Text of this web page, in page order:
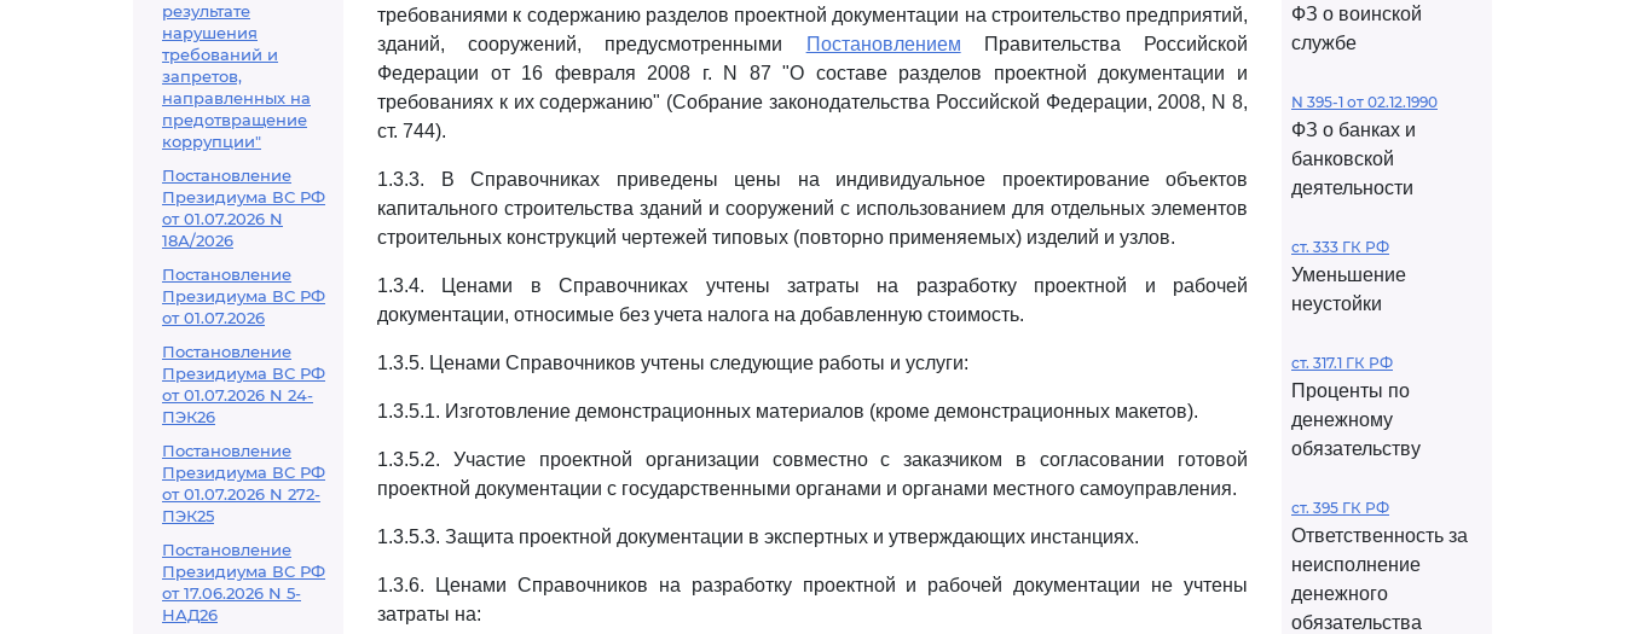
результате
нарушения
требований и
запретов,
направленных на
предотвращение
коррупции"
Постановление
Президиума ВС РФ
от 01.07.2026 N
18А/2026
Постановление
Президиума ВС РФ
от 01.07.2026
Постановление
Президиума ВС РФ
от 01.07.2026 N 24-
ПЭК26
Постановление
Президиума ВС РФ
от 01.07.2026 N 272-
ПЭК25
Постановление
Президиума ВС РФ
от 17.06.2026 N 5-
НАД26
требованиями к содержанию разделов проектной документации на строительство предприятий,
зданий, сооружений, предусмотренными
Постановлением Правительства Российской
Федерации от 16 февраля 2008 г. N 87 "О составе разделов проектной документации и
требованиях к их содержанию" (Собрание законодательства Российской Федерации, 2008, N 8,
ст. 744).
1.3.3. В Справочниках приведены цены на индивидуальное проектирование объектов
капитального строительства зданий и сооружений с использованием для отдельных элементов
строительных конструкций чертежей типовых (повторно применяемых) изделий и узлов.
1.3.4. Ценами в Справочниках учтены затраты на разработку проектной и рабочей
документации, относимые без учета налога на добавленную стоимость.
1.3.5. Ценами Справочников учтены следующие работы и услуги:
1.3.5.1. Изготовление демонстрационных материалов (кроме демонстрационных макетов).
1.3.5.2. Участие проектной организации совместно с заказчиком в согласовании готовой
проектной документации с государственными органами и органами местного самоуправления.
1.3.5.3. Защита проектной документации в экспертных и утверждающих инстанциях.
1.3.6. Ценами Справочников на разработку проектной и рабочей документации не учтены
затраты на:
ФЗ о воинской
службе
N 395-1 от 02.12.1990
ФЗ о банках и
банковской
деятельности
ст. 333 ГК РФ
Уменьшение
неустойки
ст. 317.1 ГК РФ
Проценты по
денежному
обязательству
ст. 395 ГК РФ
Ответственность за
неисполнение
денежного
обязательства